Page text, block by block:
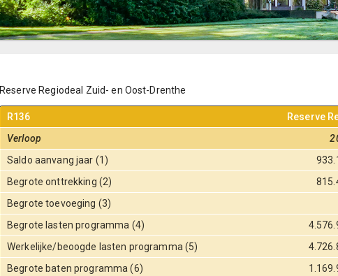
Reserve Regiodeal Zuid- en Oost-Drenthe
R136
Reserve
Verloop
Saldo aanvang jaar (1)
Begrote onttrekking (2)
Begrote toevoeging (3)
Begrote lasten programma (4)
Werkelijke/beoogde lasten programma (5)
Begrote baten programma (6)